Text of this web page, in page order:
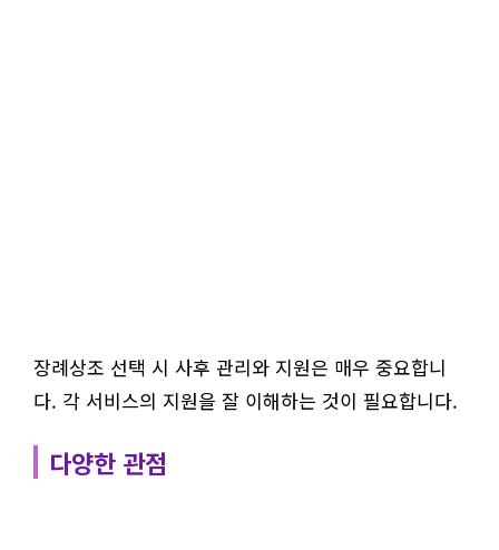
장례상조 선택 시 사후 관리와 지원은 매우 중요합니
다. 각 서비스의 지원을 잘 이해하는 것이 필요합니다.
다양한 관점